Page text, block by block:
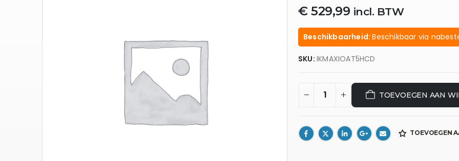
€529,99 incl. BTW
Beschikbaarheid:Beschikbaar via
SKU: IKMAXIOAT5HCD
TOEVOEGEN AAN
TOEVOEGEN